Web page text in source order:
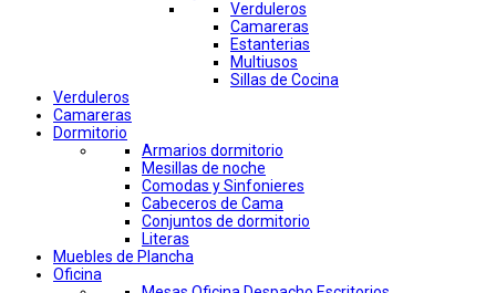
Verduleros
Camareras
Estanterias
Multiusos
Sillas de Cocina
Verduleros
Camareras
Dormitorio
Armarios dormitorio
Mesillas de noche
Comodas y Sinfonieres
Cabeceros de Cama
Conjuntos de dormitorio
Literas
Muebles de Plancha
Oficina